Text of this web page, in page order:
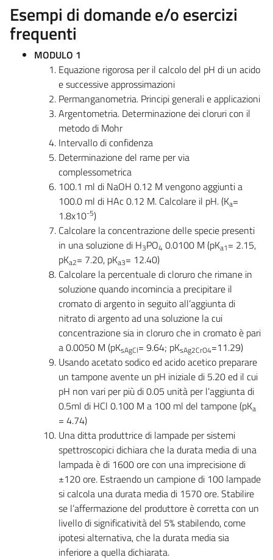
Esempi di domande e/o esercizi
frequenti
MODULO 1
Equazione rigorosa per il calcolo del pH di un acido
e successive approssimazioni
Permanganometria. Principi generali e applicazioni
Argentometria. Determinazione dei cloruri con il
metodo di Mohr
Intervallo di confidenza
Determinazione del rame per via
complessometrica
100.1 ml di NaOH 0.12 M vengono aggiunti a
100.0 ml di HAc 0.12 M. Calcolare il pH. (Ka=
1.8x10-5)
Calcolare la concentrazione delle specie presenti
in una soluzione di H3PO4 0.0100 M (pKa1= 2.15,
pKa2= 7.20, pKa3= 12.40)
Calcolare la percentuale di cloruro che rimane in
soluzione quando incomincia a precipitare il
cromato di argento in seguito all’aggiunta di
nitrato di argento ad una soluzione la cui
concentrazione sia in cloruro che in cromato è pari
a 0.0050 M (pKsAgCl= 9.64; pKsAg2CrO4=11.29)
Usando acetato sodico ed acido acetico preparare
un tampone avente un pH iniziale di 5.20 ed il cui
pH non vari per più di 0.05 unità per l’aggiunta di
0.5ml di HCl 0.100 M a 100 ml del tampone (pKa
= 4.74)
Una ditta produttrice di lampade per sistemi
spettroscopici dichiara che la durata media di una
lampada è di 1600 ore con una imprecisione di
±120 ore. Estraendo un campione di 100 lampade
si calcola una durata media di 1570 ore. Stabilire
se l’affermazione del produttore è corretta con un
livello di significatività del 5% stabilendo, come
ipotesi alternativa, che la durata media sia
inferiore a quella dichiarata.